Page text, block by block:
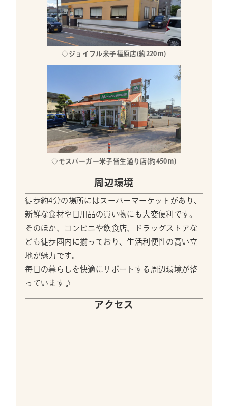
◇ジョイフル米子福原店(約220ｍ)
◇モスバーガー米子皆生通り店(約450ｍ)
周辺環境
徒歩約4分の場所にはスーパーマーケットがあり、
新鮮な食材や日用品の買い物にも大変便利です。
そのほか、コンビニや飲食店、ドラッグストアな
ども徒歩圏内に揃っており、生活利便性の高い立
地が魅力です。
毎日の暮らしを快適にサポートする周辺環境が整
っています♪
アクセス